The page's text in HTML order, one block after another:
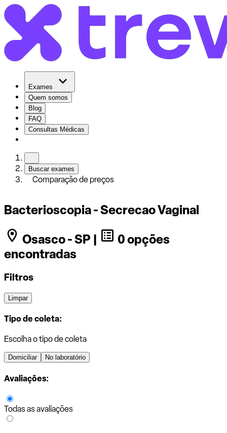
Exames
Quem somos
Blog
FAQ
Consultas Médicas
Buscar exames
Comparação de preços
Bacterioscopia - Secrecao Vaginal
Osasco - SP |
0 opções
encontradas
Filtros
Limpar
Tipo de coleta:
Escolha o tipo de coleta
Domiciliar No laboratório
Avaliações:
Todas as avaliações